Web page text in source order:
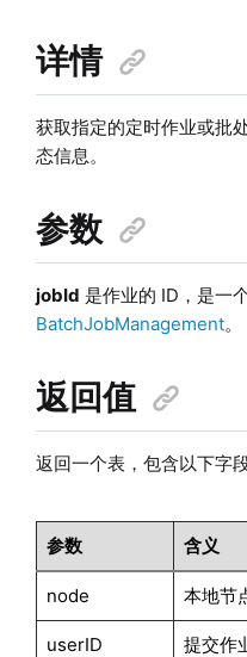
详情
获取指定的定时作业或批
态信息。
参数
jobId 是作业的 ID，是一
BatchJobManagement。
返回值
返回一个表，包含以下字
参数 含义
node 本地节
userID 提交作